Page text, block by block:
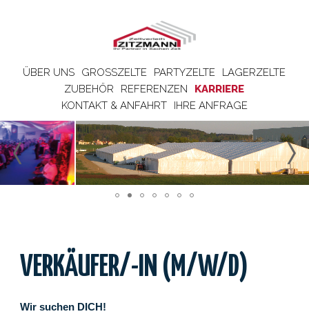
ÜBER UNS GROSSZELTE PARTYZELTE
LAGERZELTE
ZUBEHÖR
REFERENZEN
KARRIERE
KONTAKT & ANFAHRT
IHRE ANFRAGE
VERKÄUFER/-IN (M/W/D)
Wir suchen DICH!